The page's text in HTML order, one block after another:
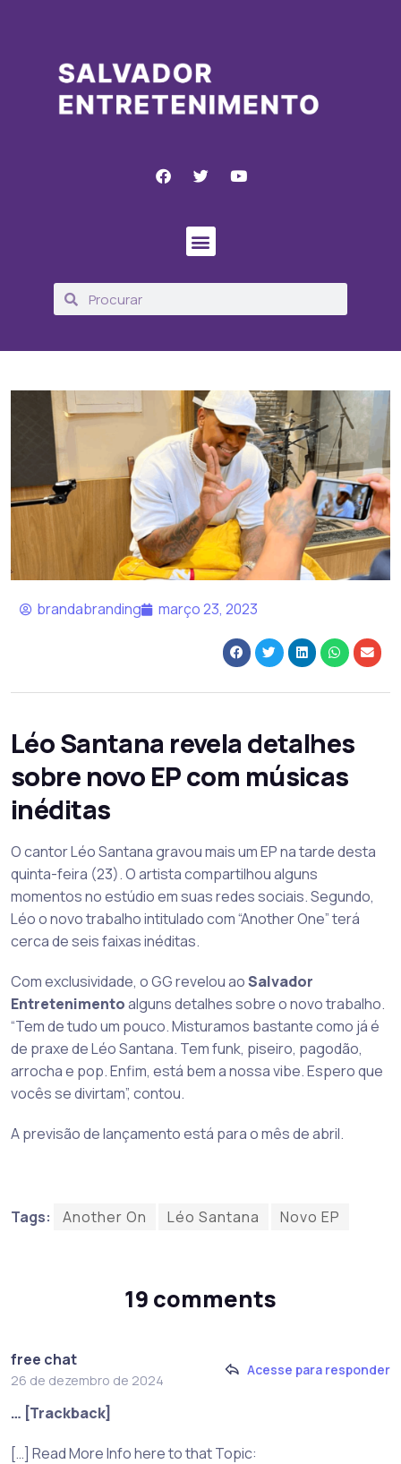
brandabranding março 23, 2023
Léo Santana revela detalhes
sobre novo EP com músicas
inéditas
O cantor Léo Santana gravou mais um EP na tarde desta
quinta-feira (23). O artista compartilhou alguns
momentos no estúdio em suas redes sociais. Segundo,
Léo o novo trabalho intitulado com “Another One” terá
cerca de seis faixas inéditas.
Com exclusividade, o GG revelou aoSalvador
Entretenimentoalguns detalhes sobre o novo trabalho.
“Tem de tudo um pouco. Misturamos bastante como já é
de praxe de Léo Santana. Tem funk, piseiro, pagodão,
arrocha e pop. Enfim, está bem a nossa vibe. Espero que
vocês se divirtam”, contou.
A previsão de lançamento está para o mês de abril.
Tags: Another On Léo Santana Novo EP
19 comments
free chat
26 de dezembro de 2024
Acesse para responder
… [Trackback]
[…] Read More Info here to that Topic: